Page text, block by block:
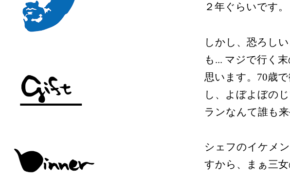
２年ぐらいです。
しかし、恐ろし
も... マジで行く
思います。70歳
し、よぼよぼの
ランなんて誰も来
シェフのイケメ
すから、まぁ三